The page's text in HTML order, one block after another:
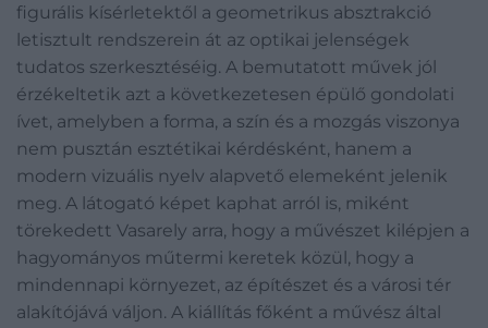
figurális kísérletektől a geometrikus absztrakció
letisztult rendszerein át az optikai jelenségek
tudatos szerkesztéséig. A bemutatott művek jól
érzékeltetik azt a következetesen épülő gondolati
ívet, amelyben a forma, a szín és a mozgás viszonya
nem pusztán esztétikai kérdésként, hanem a
modern vizuális nyelv alapvető elemeként jelenik
meg. A látogató képet kaphat arról is, miként
törekedett Vasarely arra, hogy a művészet kilépjen a
hagyományos műtermi keretek közül, hogy a
mindennapi környezet, az építészet és a városi tér
alakítójává váljon. A kiállítás főként a művész által